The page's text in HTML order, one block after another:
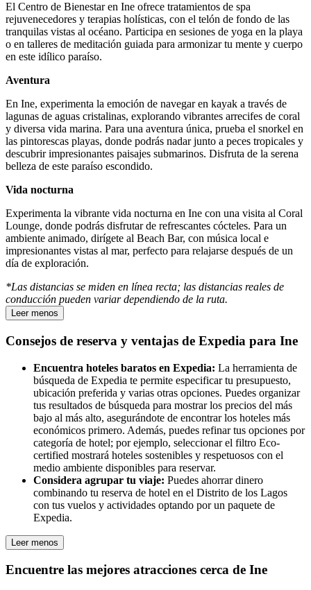
El Centro de Bienestar en Ine ofrece tratamientos de spa
rejuvenecedores y terapias holísticas, con el telón de fondo de las
tranquilas vistas al océano. Participa en sesiones de yoga en la playa
o en talleres de meditación guiada para armonizar tu mente y cuerpo
en este idílico paraíso.
Aventura
En Ine, experimenta la emoción de navegar en kayak a través de
lagunas de aguas cristalinas, explorando vibrantes arrecifes de coral
y diversa vida marina. Para una aventura única, prueba el snorkel en
las pintorescas playas, donde podrás nadar junto a peces tropicales y
descubrir impresionantes paisajes submarinos. Disfruta de la serena
belleza de este paraíso escondido.
Vida nocturna
Experimenta la vibrante vida nocturna en Ine con una visita al Coral
Lounge, donde podrás disfrutar de refrescantes cócteles. Para un
ambiente animado, dirígete al Beach Bar, con música local e
impresionantes vistas al mar, perfecto para relajarse después de un
día de exploración.
*Las distancias se miden en línea recta; las distancias reales de
conducción pueden variar dependiendo de la ruta.
Leer menos
Consejos de reserva y ventajas de Expedia para Ine
Encuentra hoteles baratos en Expedia: La herramienta de
búsqueda de Expedia te permite especificar tu presupuesto,
ubicación preferida y varias otras opciones. Puedes organizar
tus resultados de búsqueda para mostrar los precios del más
bajo al más alto, asegurándote de encontrar los hoteles más
económicos primero. Además, puedes refinar tus opciones por
categoría de hotel; por ejemplo, seleccionar el filtro Eco-
certified mostrará hoteles sostenibles y respetuosos con el
medio ambiente disponibles para reservar.
Considera agrupar tu viaje: Puedes ahorrar dinero
combinando tu reserva de hotel en el Distrito de los Lagos
con tus vuelos y actividades optando por un paquete de
Expedia.
Leer menos
Encuentre las mejores atracciones cerca de Ine